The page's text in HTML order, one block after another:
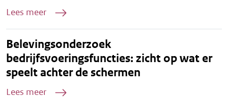
Lees meer
Belevingsonderzoek
bedrijfsvoeringsfuncties: zicht op wat er
speelt achter de schermen
Lees meer